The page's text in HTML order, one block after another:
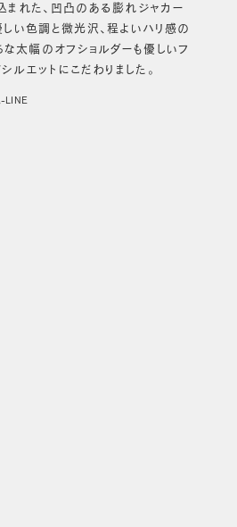
れた、凹凸のある膨れジャカー
い色調と微光沢、程よいハリ感の
太幅のオフショルダーも優しいフ
ルエットにこだわりました。
LINE